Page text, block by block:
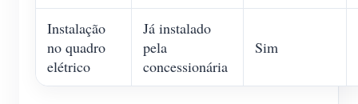
Instalação
no quadro
elétrico
Já instalado
pela
concessionária
Sim